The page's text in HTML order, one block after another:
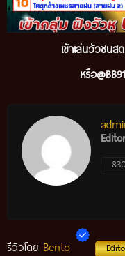
เข้าเล่นวัวชนส
หรือ
รีวิวโดย Bento